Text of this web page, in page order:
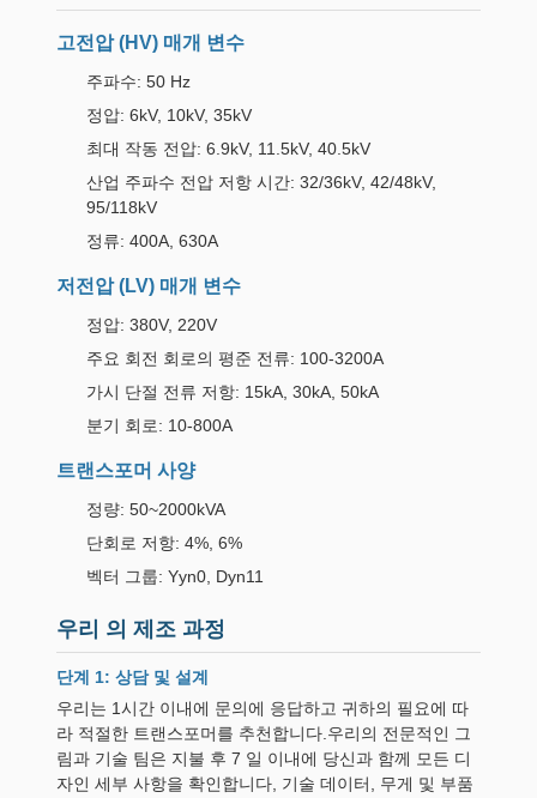
고전압 (HV) 매개 변수
주파수: 50 Hz
정압: 6kV, 10kV, 35kV
최대 작동 전압: 6.9kV, 11.5kV, 40.5kV
산업 주파수 전압 저항 시간: 32/36kV, 42/48kV,
95/118kV
정류: 400A, 630A
저전압 (LV) 매개 변수
정압: 380V, 220V
주요 회전 회로의 평준 전류: 100-3200A
가시 단절 전류 저항: 15kA, 30kA, 50kA
분기 회로: 10-800A
트랜스포머 사양
정량: 50~2000kVA
단회로 저항: 4%, 6%
벡터 그룹: Yyn0, Dyn11
우리 의 제조 과정
단계 1: 상담 및 설계
우리는 1시간 이내에 문의에 응답하고 귀하의 필요에 따
라 적절한 트랜스포머를 추천합니다.우리의 전문적인 그
림과 기술 팀은 지불 후 7 일 이내에 당신과 함께 모든 디
자인 세부 사항을 확인합니다, 기술 데이터, 무게 및 부품